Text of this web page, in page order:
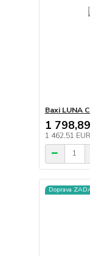
Baxi LUNA
1
1 462,51 EUR
Doprava